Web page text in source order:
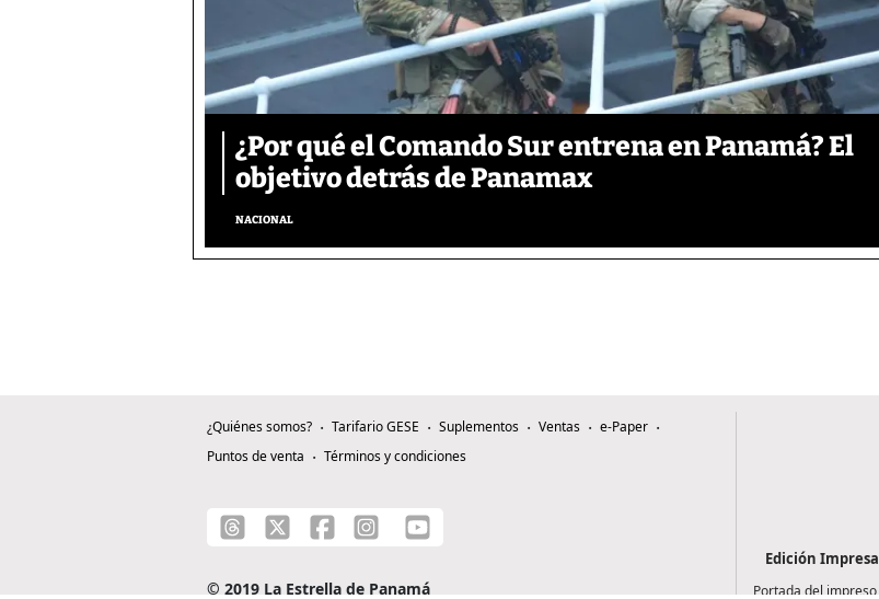
¿Por qué el Comando Sur entrena en Panamá? El
objetivo detrás de Panamax
NACIONAL
¿Quiénes somos? Tarifario GESE Suplementos Ventas
e-Paper
Puntos de venta
Términos y condiciones
© 2019 La Estrella de Panamá
Edición Impresa
Portada del impreso